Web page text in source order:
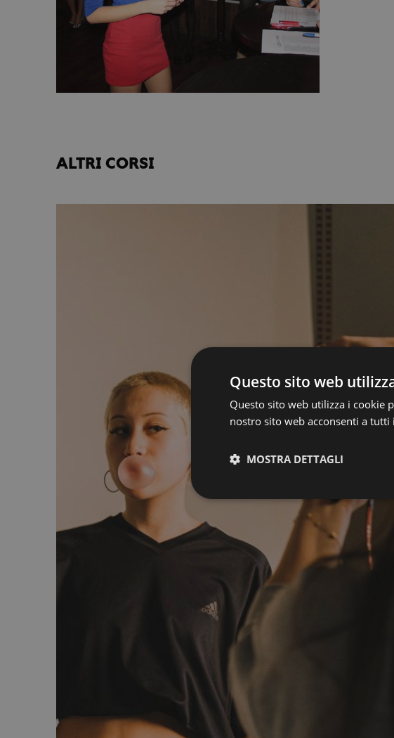
ALTRI CORSI
Questo sito web
Questo sito web utilizza i cookie
nostro sito web acconsenti a
MOSTRA DETTAGLI